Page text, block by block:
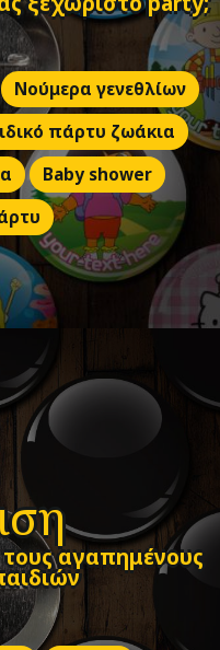
Νούμερα γενεθλίων
πάρτυ ζωάκια
Baby shower
αγαπημένους